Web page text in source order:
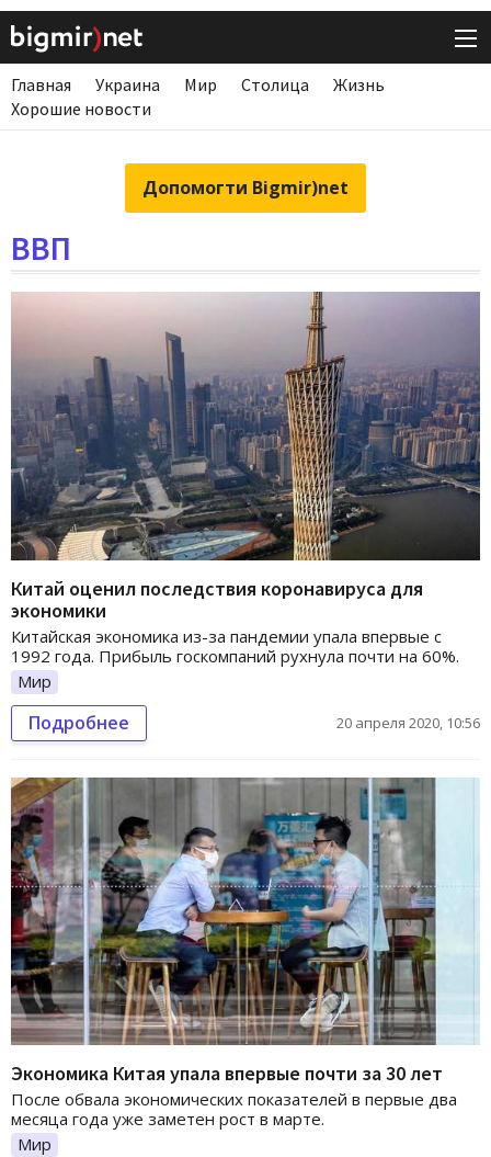
Главная Украина Мир Столица
Жизнь
Хорошие новости
Допомогти Bigmir)net
ВВП
Китай оценил последствия коронавируса для
экономики
Китайская экономика из-за пандемии упала впервые с
1992 года. Прибыль госкомпаний рухнула почти на 60%.
Мир
Подробнее 20 апреля 2020, 10:56
Экономика Китая упала впервые почти за 30 лет
После обвала экономических показателей в первые два
месяца года уже заметен рост в марте.
Мир